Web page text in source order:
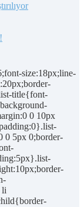
size:18px;line-
title{font-
0 10px
0 5px 0;border-
li